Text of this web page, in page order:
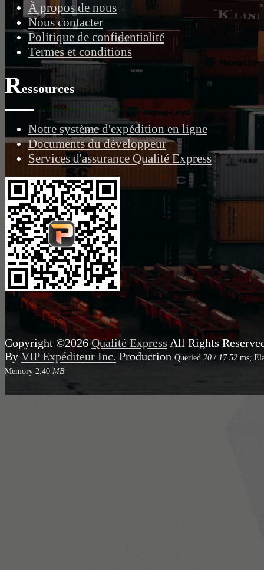
À propos de nous
Nous contacter
Politique de confidentialité
Termes et conditions
Ressources
Notre système d'expédition en ligne
Documents du développeur
Services d'assurance Qualité Express
Copyright ©2026Qualité Express All Rights
By VIP Expéditeur Inc. Production Queried 20 / 17.52 ms;
Memory 2.40 MB